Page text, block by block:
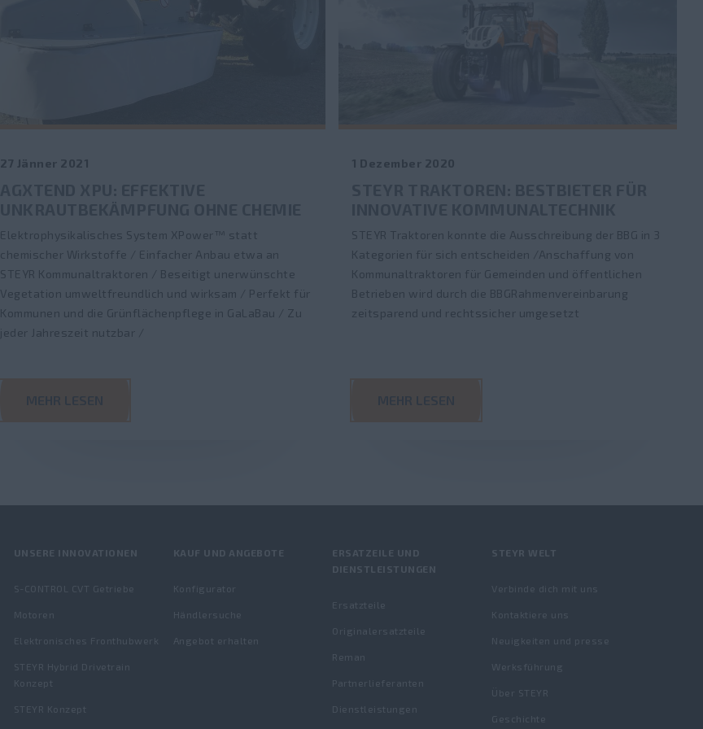
27 Jänner 2021
Elektrophysikalisches System XPower™ statt
chemischer Wirkstoffe / Einfacher Anbau etwa an
STEYR Kommunaltraktoren / Beseitigt unerwünschte
Vegetation umweltfreundlich und wirksam / Perfekt für
Kommunen und die Grünflächenpflege in GaLaBau / Zu
jeder Jahreszeit nutzbar /
1 Dezember 2020
STEYR Traktoren konnte die Ausschreibung der BBG in 3
Kategorien für sich entscheiden /Anschaffung von
Kommunaltraktoren für Gemeinden und öffentlichen
Betrieben wird durch die BBGRahmenvereinbarung
zeitsparend und rechtssicher umgesetzt
UNSERE INNOVATIONEN
S-CONTROL CVT Getriebe
Motoren
Elektronisches Fronthubwerk
STEYR Hybrid Drivetrain
Konzept
STEYR Konzept
KAUF UND ANGEBOTE
Konfigurator
Händlersuche
Angebot erhalten
ERSATZEILE UND
DIENSTLEISTUNGEN
Ersatzteile
Originalersatzteile
Reman
Partnerlieferanten
Dienstleistungen
STEYR WELT
Verbinde dich mit uns
Kontaktiere uns
Neuigkeiten und presse
Werksführung
Über STEYR
Geschichte